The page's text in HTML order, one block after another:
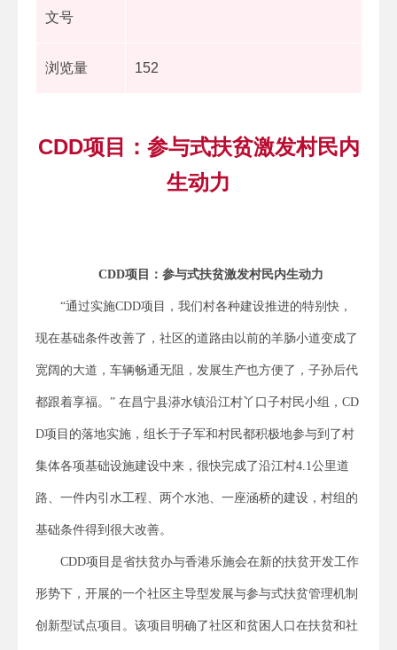
文号
浏览量 152
CDD项目：参与式扶贫激发村民内
生动力
CDD项目：参与式扶贫激发村民内生动力
“通过实施CDD项目，我们村各种建设推进的特别快，
现在基础条件改善了，社区的道路由以前的羊肠小道变成了
宽阔的大道，车辆畅通无阻，发展生产也方便了，子孙后代
都跟着享福。” 在昌宁县漭水镇沿江村丫口子村民小组，CD
D项目的落地实施，组长于子军和村民都积极地参与到了村
集体各项基础设施建设中来，很快完成了沿江村4.1公里道
路、一件内引水工程、两个水池、一座涵桥的建设，村组的
基础条件得到很大改善。
CDD项目是省扶贫办与香港乐施会在新的扶贫开发工作
形势下，开展的一个社区主导型发展与参与式扶贫管理机制
创新型试点项目。该项目明确了社区和贫困人口在扶贫和社